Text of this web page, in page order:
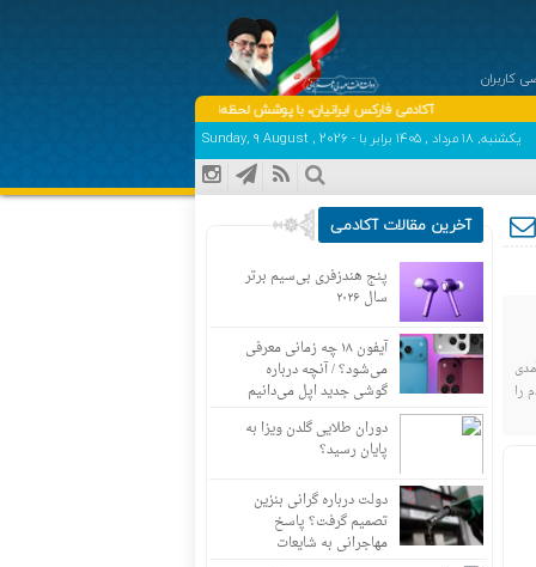
کاربران
آکادمی فارکس ایرانیان، با پوشش لحظه‌ای و به‌روز اخبار روز اقتصاد دیجیتال دنیا، فارکس، بورس،
یکشنبه, ۱۸ مرداد , ۱۴۰۵ برابر با - Sunday, 9 August , 2026
آن به حداقل ۷ دهک درآمدی
را
آخرین مقالات آکادمی
پنج هندزفری بی‌سیم برتر
سال ۲۰۲۶
آیفون ۱۸ چه زمانی معرفی
می‌شود؟ / آنچه درباره
گوشی جدید اپل می‌دانیم
دوران طلایی گلدن ویزا به
پایان رسید؟
دولت درباره گرانی بنزین
تصمیم گرفت؟ پاسخ
مهاجرانی به شایعات